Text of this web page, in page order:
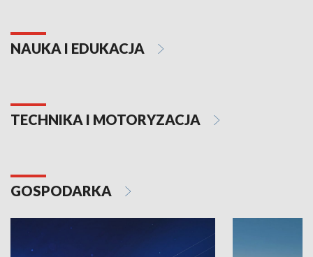
NAUKA I EDUKACJA
TECHNIKA I MOTORYZACJA
GOSPODARKA